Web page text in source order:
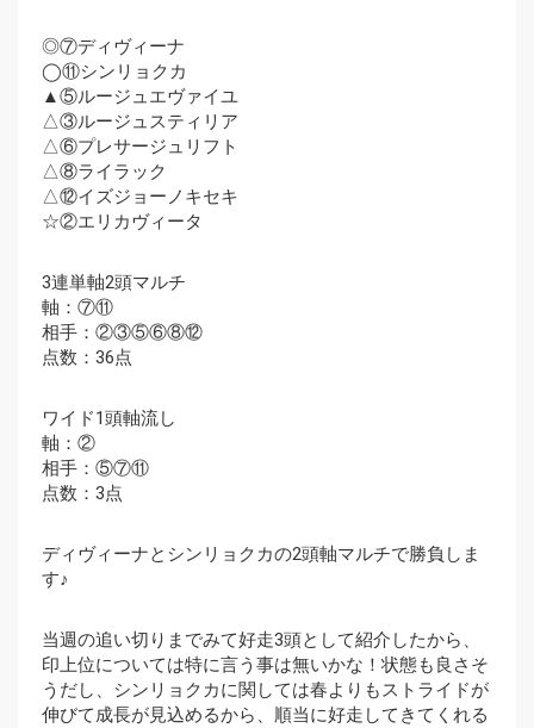
◎⑦ディヴィーナ
◯⑪シンリョクカ
▲⑤ルージュエヴァイユ
△③ルージュスティリア
△⑥プレサージュリフト
△⑧ライラック
△⑫イズジョーノキセキ
☆②エリカヴィータ
3連単軸2頭マルチ
軸：⑦⑪
相手：②③⑤⑥⑧⑫
点数：36点
ワイド1頭軸流し
軸：②
相手：⑤⑦⑪
点数：3点
ディヴィーナとシンリョクカの2頭軸マルチで勝負しま
す♪
当週の追い切りまでみて好走3頭として紹介したから、
印上位については特に言う事は無いかな！状態も良さそ
うだし、シンリョクカに関しては春よりもストライドが
伸びて成長が見込めるから、順当に好走してきてくれる